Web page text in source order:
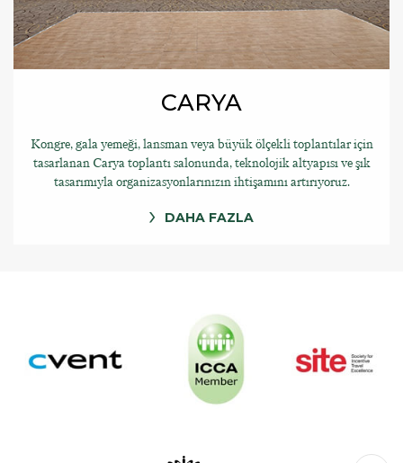
CARYA
Kongre, gala yemeği, lansman veya büyük ölçekli toplantılar için
tasarlanan Carya toplantı salonunda, teknolojik altyapısı ve şık
tasarımıyla organizasyonlarınızın ihtişamını artırıyoruz.
DAHA FAZLA